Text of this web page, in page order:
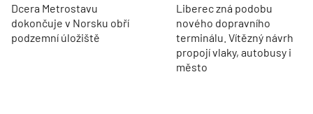
Dcera Metrostavu
dokončuje v Norsku obří
podzemní úložiště
Liberec zná podobu
nového dopravního
terminálu. Vítězný návrh
propojí vlaky, autobusy i
město